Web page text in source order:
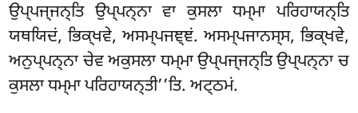
ਉਪ੍ਪਜ੍ਜਨ੍ਤਿ ਉਪ੍ਪਨ੍ਨਾ ਵਾ ਕੁਸਲਾ ਧਮ੍ਮਾ ਪਰਿਹਾਯਨ੍ਤਿ
ਯਥਯਿਦਂ, ਭਿਕ੍ਖਵੇ, ਅਸਮ੍ਪਜਞ੍ਞਂ. ਅਸਮ੍ਪਜਾਨਸ੍ਸ, ਭਿਕ੍ਖਵੇ,
ਅਨੁਪ੍ਪਨ੍ਨਾ ਚੇਵ ਅਕੁਸਲਾ ਧਮ੍ਮਾ ਉਪ੍ਪਜ੍ਜਨ੍ਤਿ ਉਪ੍ਪਨ੍ਨਾ ਚ
ਕੁਸਲਾ ਧਮ੍ਮਾ ਪਰਿਹਾਯਨ੍ਤੀ’’ਤਿ. ਅਟ੍ਠਮਂ.